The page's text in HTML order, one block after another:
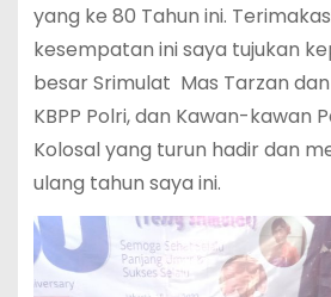
yang ke 80 Tahun ini.
kesempatan ini saya tujukan
besar Srimulat Mas Tarzan
KBPP Polri, dan Kawan-kawan
Kolosal yang turun hadir dan
ulang tahun saya ini.